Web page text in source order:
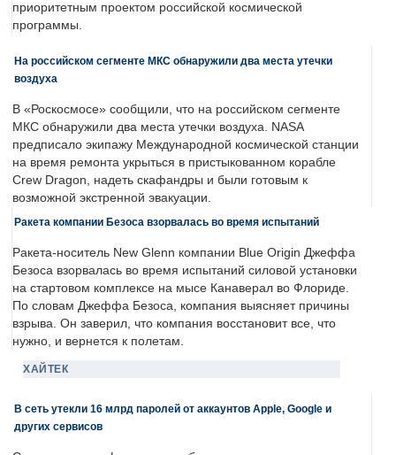
приоритетным проектом российской космической
программы.
На российском сегменте МКС обнаружили два места утечки
воздуха
В «Роскосмосе» сообщили, что на российском сегменте
МКС обнаружили два места утечки воздуха. NASA
предписало экипажу Международной космической станции
на время ремонта укрыться в пристыкованном корабле
Crew Dragon, надеть скафандры и были готовым к
возможной экстренной эвакуации.
Ракета компании Безоса взорвалась во время испытаний
Ракета-носитель New Glenn компании Blue Origin Джеффа
Безоса взорвалась во время испытаний силовой установки
на стартовом комплексе на мысе Канаверал во Флориде.
По словам Джеффа Безоса, компания выясняет причины
взрыва. Он заверил, что компания восстановит все, что
нужно, и вернется к полетам.
ХАЙТЕК
В сеть утекли 16 млрд паролей от аккаунтов Apple, Google и
других сервисов